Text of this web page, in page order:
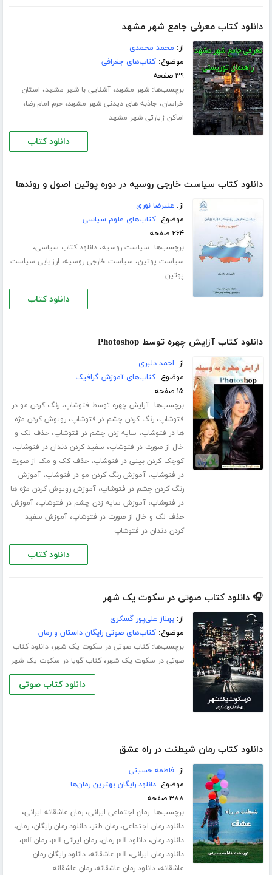
دانلود کتاب معرفی جامع شهر مشهد
از: محمد محمدی
موضوع:کتاب‌های جغرافی
۳۹ صفحه
برچسب‌ها:شهر مشهد،آشنایی با شهر مشهد، استان
خراسان، جاذبه های دیدنی شهر مشهد،حرم امام رضا،
اماکن زیارتی شهر مشهد
دانلود کتاب
دانلود کتاب سیاست خارجی روسیه در دوره پوتین اصول و روندها
از: علیرضا نوری
موضوع:کتاب‌های علوم سیاسی
۲۶۴ صفحه
برچسب‌ها: سیاست روسیه،دانلود کتاب سیاسی،
سیاست پوتین، سیاست خارجی روسیه، ارزیابی سیاست
پوتین
دانلود کتاب
دانلود کتاب آزایش چهره توسط Photoshop
از: احمد دلبری
موضوع:کتاب‌های آموزش گرافیک
۱۵ صفحه
برچسب‌ها:آزایش چهره توسط فتوشاپ،رنگ کردن مو در
فتوشاپ،رنگ کردن چشم در فتوشاپ،روتوش کردن مژه
ها در فتوشاپ، سایه زدن چشم در فتوشاپ،حذف لک و
خال از صورت در فتوشاپ، سفید کردن دندان در فتوشاپ،
کوچک کردن بینی در فتوشاپ،حذف کک و مک از صورت
در فتوشاپ،آموزش رنگ کردن مو در فتوشاپ،آموزش
رنگ کردن چشم در فتوشاپ،آموزش روتوش کردن مژه ها
در فتوشاپ،آموزش سایه زدن چشم در فتوشاپ،آموزش
حذف لک و خال از صورت در فتوشاپ،آموزش سفید
کردن دندان در فتوشاپ
دانلود کتاب
🎧 دانلود کتاب صوتی در سکوت یک شهر
از:بهناز علی‌پور گسکری
موضوع:کتاب‌های صوتی رایگان داستان و رمان
برچسب‌ها:کتاب صوتی در سکوت یک شهر،دانلود کتاب
صوتی در سکوت یک شهر،کتاب گویا در سکوت یک شهر
دانلود کتاب صوتی
دانلود کتاب رمان شیطنت در راه عشق
از:فاطمه حسینی
موضوع:دانلود رایگان بهترین رمان‌ها
۳۸۸ صفحه
برچسب‌ها:رمان اجتماعی ایرانی،رمان عاشقانه ایرانی،
دانلود رمان اجتماعی،رمان طنز،دانلود رمان رایگان،رمان،
دانلود رمان،دانلود pdf رمان ،رمان ایرانی pdf ،رمان pdf ،
دانلود رمان ایرانی،pdf عاشقانه ،دانلود رایگان رمان
عاشقانه،دانلود رمان عاشقانه،رمان عاشقانه